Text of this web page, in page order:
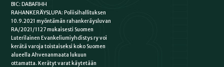
BIC: DABAFIHH
RAHANKERÄYSLUPA: Poliisihallituksen
10.9.2021 myöntämän rahankeräysluvan
RA/2021/1127 mukaisesti Suomen
Luterilainen Evankeliumiyhdistys ry voi
kerätä varoja toistaiseksi koko Suomen
alueella Ahvenanmaata lukuun
ottamatta. Kerätyt varat käytetään